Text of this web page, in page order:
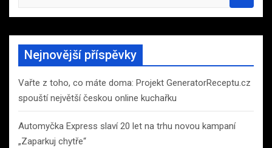
a
r
h
Nejnovější příspěvky
Vařte z toho, co máte doma: Projekt GeneratorReceptu.cz
spouští největší českou online kuchařku
Automyčka Express slaví 20 let na trhu novou kampaní
„Zaparkuj chytře“